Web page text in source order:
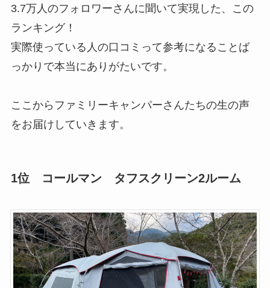
3.7万人のフォロワーさんに聞いて実現した、この
ランキング！
実際使っている人の口コミって参考になることば
っかりで本当にありがたいです。
ここからファミリーキャンパーさんたちの生の声
をお届けしていきます。
1位 コールマン タフスクリーン2ルーム